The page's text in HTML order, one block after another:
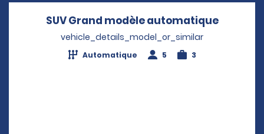
SUV Grand modèle automatiqueOpens
vehicle_details_model_or_similar
Automatique 5 3